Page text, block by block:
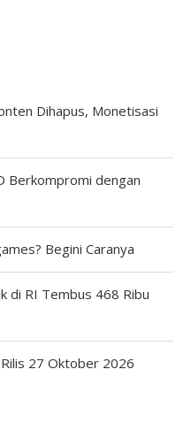
Dihapus, Monetisasi
Berkompromi dengan
Begini Caranya
di RI Tembus 468 Ribu
27 Oktober 2026